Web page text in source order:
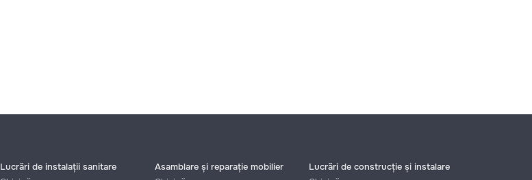
Lucrări de instalații sanitare
Asamblare și reparație mobilier
Lucrări de construcție și instalare